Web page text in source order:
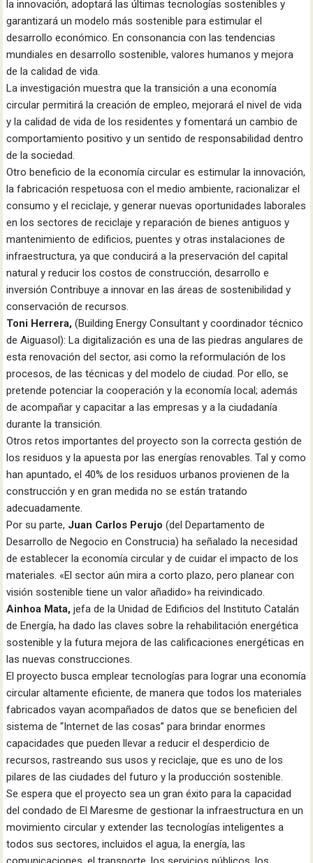
la innovación, adoptará las últimas tecnologías sostenibles y
garantizará un modelo más sostenible para estimular el
desarrollo económico. En consonancia con las tendencias
mundiales en desarrollo sostenible, valores humanos y mejora
de la calidad de vida.
La investigación muestra que la transición a una economía
circular permitirá la creación de empleo, mejorará el nivel de vida
y la calidad de vida de los residentes y fomentará un cambio de
comportamiento positivo y un sentido de responsabilidad dentro
de la sociedad.
Otro beneficio de la economía circular es estimular la innovación,
la fabricación respetuosa con el medio ambiente, racionalizar el
consumo y el reciclaje, y generar nuevas oportunidades laborales
en los sectores de reciclaje y reparación de bienes antiguos y
mantenimiento de edificios, puentes y otras instalaciones de
infraestructura, ya que conducirá a la preservación del capital
natural y reducir los costos de construcción, desarrollo e
inversión Contribuye a innovar en las áreas de sostenibilidad y
conservación de recursos.
Toni Herrera, (Building Energy Consultant y coordinador técnico
de Aiguasol): La digitalización es una de las piedras angulares de
esta renovación del sector, asi como la reformulación de los
procesos, de las técnicas y del modelo de ciudad. Por ello, se
pretende potenciar la cooperación y la economía local; además
de acompañar y capacitar a las empresas y a la ciudadanía
durante la transición.
Otros retos importantes del proyecto son la correcta gestión de
los residuos y la apuesta por las energías renovables. Tal y como
han apuntado, el 40% de los residuos urbanos provienen de la
construcción y en gran medida no se están tratando
adecuadamente.
Por su parte, Juan Carlos Perujo (del Departamento de
Desarrollo de Negocio en Construcia) ha señalado la necesidad
de establecer la economía circular y de cuidar el impacto de los
materiales. «El sector aún mira a corto plazo, pero planear con
visión sostenible tiene un valor añadido» ha reivindicado.
Ainhoa Mata, jefa de la Unidad de Edificios del Instituto Catalán
de Energía, ha dado las claves sobre la rehabilitación energética
sostenible y la futura mejora de las calificaciones energéticas en
las nuevas construcciones.
El proyecto busca emplear tecnologías para lograr una economía
circular altamente eficiente, de manera que todos los materiales
fabricados vayan acompañados de datos que se beneficien del
sistema de “Internet de las cosas” para brindar enormes
capacidades que pueden llevar a reducir el desperdicio de
recursos, rastreando sus usos y reciclaje, que es uno de los
pilares de las ciudades del futuro y la producción sostenible.
Se espera que el proyecto sea un gran éxito para la capacidad
del condado de El Maresme de gestionar la infraestructura en un
movimiento circular y extender las tecnologías inteligentes a
todos sus sectores, incluidos el agua, la energía, las